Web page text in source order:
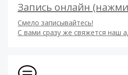
Запись онлайн
Смело записывайтесь!
С вами сразу же свяжется наш